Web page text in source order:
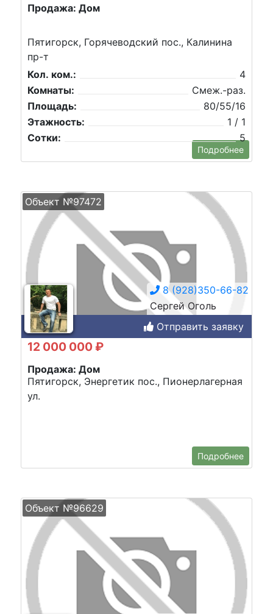
Продажа: Дом
Пятигорск, Горячеводский пос., Калинина
пр-т
Кол. ком.:
4
Комнаты:
Смеж.-раз.
Площадь:
80/55/16
Этажность:
1 / 1
Сотки:
5
Подробнее
Объект №97472
8 (928)350-66-82
Сергей Оголь
Отправить заявку
12 000 000 ₽
Продажа: Дом
Пятигорск, Энергетик пос., Пионерлагерная
ул.
Подробнее
Объект №96629